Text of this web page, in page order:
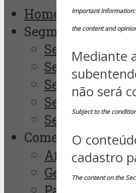
Important
the content and
Mediante
não será
Subject to the
O
cadastro
The content on the
Home
Segmentos
Segurança
Segurança da
Segurança
Segurança
Segurança
Comentaristas
André
Gerson Borges